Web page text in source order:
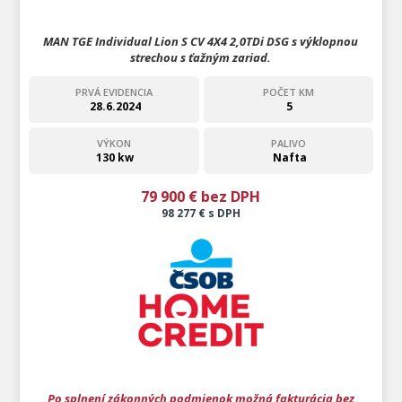
MAN TGE Individual Lion S CV 4X4 2,0TDi DSG s výklopnou
strechou s ťažným zariad.
PRVÁ EVIDENCIA
28.6.2024
POČET KM
5
VÝKON
130 kw
PALIVO
Nafta
79 900 € bez DPH
98 277 € s DPH
Po splnení zákonných podmienok možná fakturácia bez